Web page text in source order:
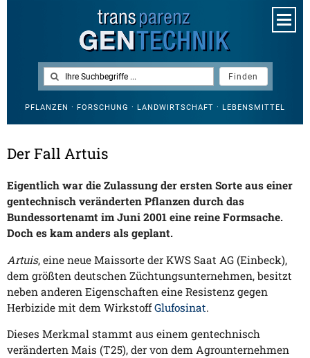
PFLANZEN · FORSCHUNG · LANDWIRTSCHAFT · LEBENSMITTEL
Der Fall Artuis
Eigentlich war die Zulassung der ersten Sorte aus einer
gentechnisch veränderten Pflanzen durch das
Bundessortenamt im Juni 2001 eine reine Formsache.
Doch es kam anders als geplant.
Artuis, eine neue Maissorte der KWS Saat AG (Einbeck),
dem größten deutschen Züchtungsunternehmen, besitzt
neben anderen Eigenschaften eine Resistenz gegen
Herbizide mit dem WirkstoffGlufosinat.
Dieses Merkmal stammt aus einem gentechnisch
veränderten Mais (T25), der von dem Agrounternehmen